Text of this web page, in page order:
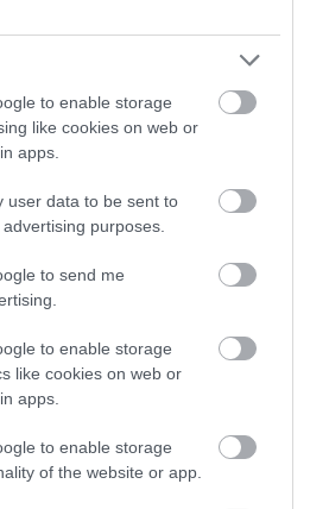
to enable storage
like cookies on web or
apps.
user data to be sent to
purposes.
to send me
to enable storage
like cookies on web or
apps.
to enable storage
of the website or app.
AUTÓ ÜTKÖZÖTT BOGÁCSON, A
IS A HELYSZÍNRE ÉRKE...
augusztus 06
A GARÁZSBÓL: CHERY TIGGO 9
LUXURY – A KÍNAI PR...